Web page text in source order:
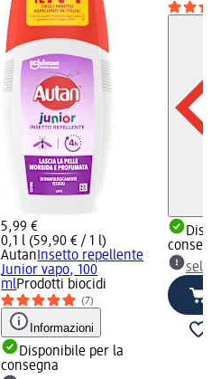
5,99 €
0,1 l (59,90 € / 1 l)
Autan Insetto repellente
Junior vapo, 100
mlProdotti biocidi
(7)
Informazioni
Disponibile per la
consegna